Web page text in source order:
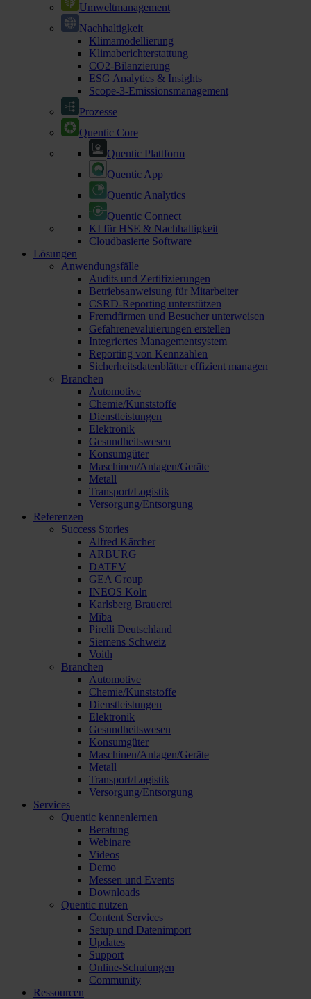
Umweltmanagement
Nachhaltigkeit
Klimamodellierung
Klimaberichterstattung
CO2-Bilanzierung
ESG Analytics & Insights
Scope-3-Emissionsmanagement
Prozesse
Quentic Core
Quentic Plattform
Quentic App
Quentic Analytics
Quentic Connect
KI für HSE & Nachhaltigkeit
Cloudbasierte Software
Lösungen
Anwendungsfälle
Audits und Zertifizierungen
Betriebsanweisung für Mitarbeiter
CSRD-Reporting unterstützen
Fremdfirmen und Besucher unterweisen
Gefahrenevaluierungen erstellen
Integriertes Managementsystem
Reporting von Kennzahlen
Sicherheitsdatenblätter effizient managen
Branchen
Automotive
Chemie/Kunststoffe
Dienstleistungen
Elektronik
Gesundheitswesen
Konsumgüter
Maschinen/Anlagen/Geräte
Metall
Transport/Logistik
Versorgung/Entsorgung
Referenzen
Success Stories
Alfred Kärcher
ARBURG
DATEV
GEA Group
INEOS Köln
Karlsberg Brauerei
Miba
Pirelli Deutschland
Siemens Schweiz
Voith
Branchen
Automotive
Chemie/Kunststoffe
Dienstleistungen
Elektronik
Gesundheitswesen
Konsumgüter
Maschinen/Anlagen/Geräte
Metall
Transport/Logistik
Versorgung/Entsorgung
Services
Quentic kennenlernen
Beratung
Webinare
Videos
Demo
Messen und Events
Downloads
Quentic nutzen
Content Services
Setup und Datenimport
Updates
Support
Online-Schulungen
Community
Ressourcen